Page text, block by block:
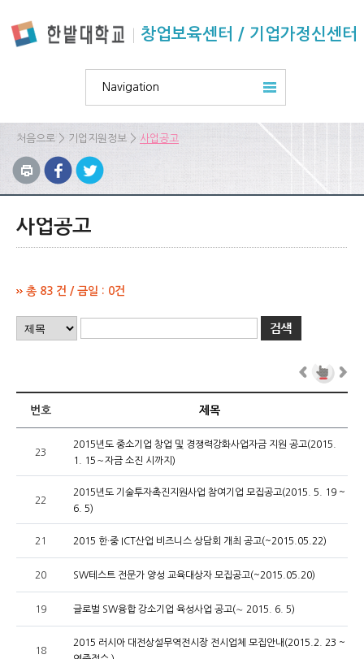
창업보육센터 / 기업가정신센터
Navigation
처음으로 > 기업지원정보 > 사업공고
사업공고
총 83 건 / 금일 : 0건
번호 제목
23
2015년도 중소기업 창업 및 경쟁력강화사업자금 지원 공고(2015.
1. 15～자금 소진 시까지)
22
2015년도 기술투자촉진지원사업 참여기업 모집공고(2015. 5. 19 ~
6. 5)
21 2015 한·중 ICT산업 비즈니스 상담회 개최 공고(~2015.05.22)
20 SW테스트 전문가 양성 교육대상자 모집공고(~2015.05.20)
19 글로벌 SW융합 강소기업 육성사업 공고(∼ 2015. 6. 5)
18
2015 러시아 대전상설무역전시장 전시업체 모집안내(2015.2. 23 ~